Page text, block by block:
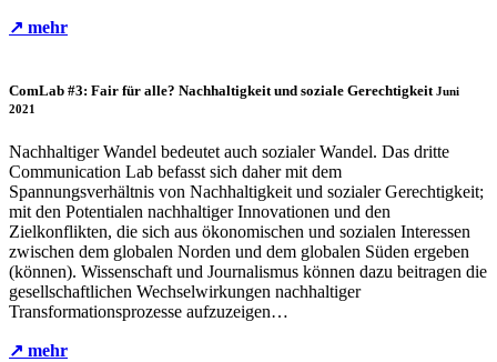
↗ mehr
ComLab #3: Fair für alle? Nachhaltigkeit und soziale GerechtigkeitJuni
2021
Nachhaltiger Wandel bedeutet auch sozialer Wandel. Das dritte
Communication Lab befasst sich daher mit dem
Spannungsverhältnis von Nachhaltigkeit und sozialer Gerechtigkeit;
mit den Potentialen nachhaltiger Innovationen und den
Zielkonflikten, die sich aus ökonomischen und sozialen Interessen
zwischen dem globalen Norden und dem globalen Süden ergeben
(können). Wissenschaft und Journalismus können dazu beitragen die
gesellschaftlichen Wechselwirkungen nachhaltiger
Transformationsprozesse aufzuzeigen…
↗ mehr